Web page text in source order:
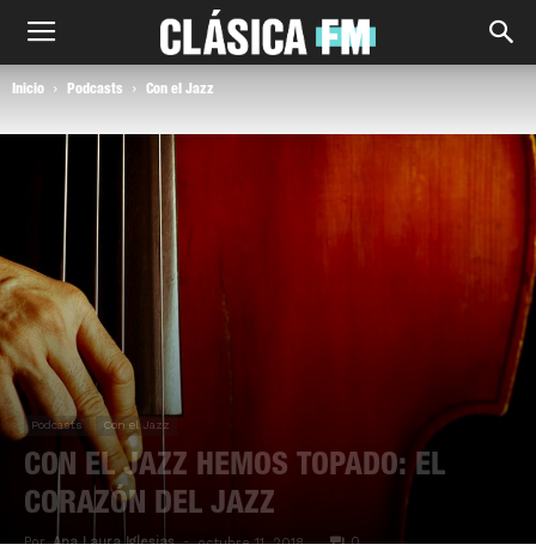
Inicio Podcasts Con el Jazz
Podcasts Con el Jazz
CON EL JAZZ HEMOS TOPADO: EL
CORAZÓN DEL JAZZ
Por Ana Laura Iglesias - octubre 11, 2018 0